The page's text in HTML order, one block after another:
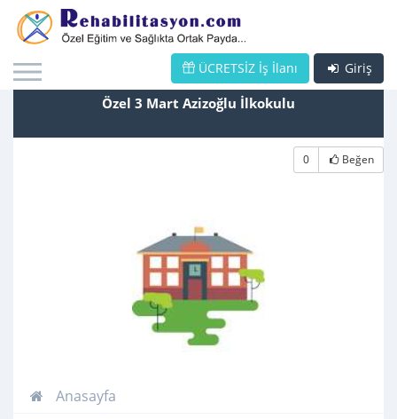
Giriş
ÜCRETSİZ İş İlanı
Özel 3 Mart Azizoğlu İlkokulu
0 Beğen
Anasayfa